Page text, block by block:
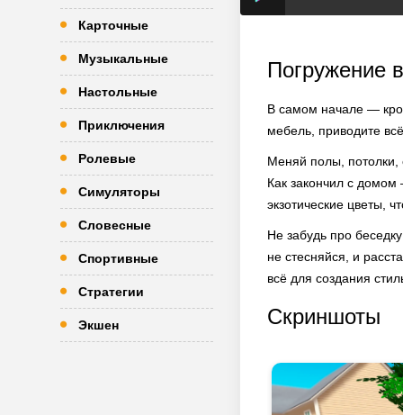
Карточные
Музыкальные
Настольные
Приключения
Ролевые
Симуляторы
Словесные
Спортивные
Стратегии
Экшен
Погружение
В самом начале —
мебель, приводите
Меняй полы, потолки,
Как закончил с
экзотические цветы,
Не забудь про
не стесняйся, и
всё для создания
Скриншоты